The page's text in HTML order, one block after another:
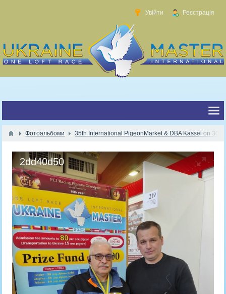
Увійти Реєстрація
Фотоальбоми 35th International PigeonMarket & DBA Kassel on
2dd40d50